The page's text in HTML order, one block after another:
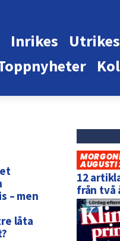
Utrikes
Inrikes
– men
låta
AUGUSTI
12
från två